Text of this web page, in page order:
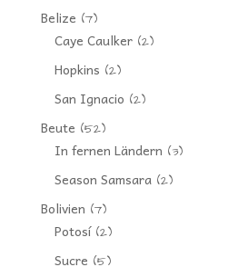
Belize (7)
Caye Caulker(2)
Hopkins (2)
San Ignacio (2)
Beute (52)
In fernen Ländern (3)
Season Samsara(2)
Bolivien (7)
Potosí(2)
Sucre (5)